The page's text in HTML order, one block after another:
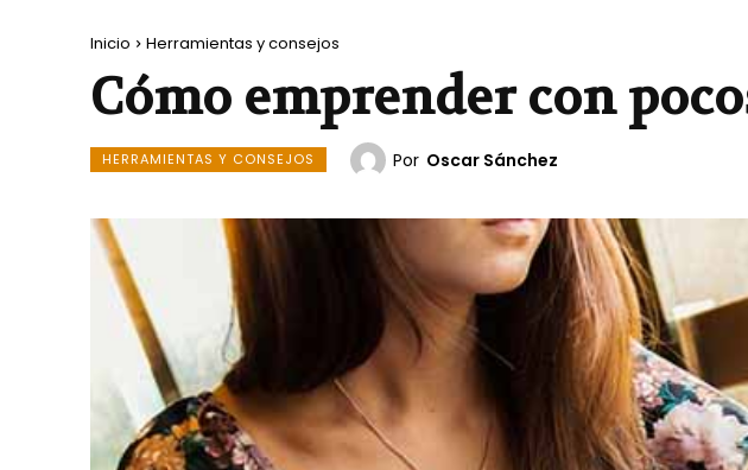
Inicio Herramientas y consejos
Cómo emprender con
HERRAMIENTAS Y CONSEJOS Por Oscar Sánchez